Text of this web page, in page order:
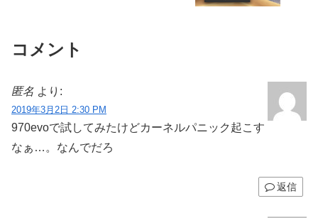
コメント
匿名 より:
2019年3月2日 2:30 PM
970evoで試してみたけどカーネルパニック起こす
なぁ…。なんでだろ
返信